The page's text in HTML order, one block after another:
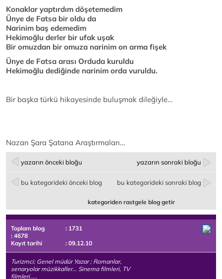
Konaklar yaptırdım döşetemedim
Ünye de Fatsa bir oldu da
Narinim baş edemedim
Hekimoğlu derler bir ufak uşak
Bir omuzdan bir omuza narinim on arma fişek
Ünye de Fatsa arası Orduda kuruldu
Hekimoğlu dediğinde narinim orda vuruldu.
Bir başka türkü hikayesinde buluşmak dileğiyle…
Nazan Şara Şatana Araştırmaları…
yazarın önceki bloğu yazarın sonraki bloğu
bu kategorideki önceki blog bu kategorideki sonraki blog
kategoriden rastgele blog getir
Toplam blog
: 1731
: 4678
Kayıt tarihi
: 09.12.10
Turizmci; Genel müdür Yazar ; Romanlar,
senaryolar müzikkaller... Sinema filmleri, TV
filmleri.....